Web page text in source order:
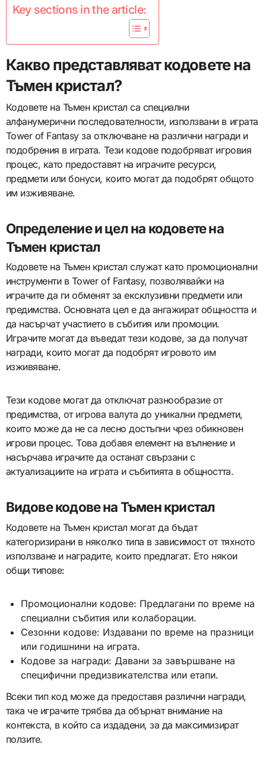
Key sections in the article:
Какво представляват кодовете на
Тъмен кристал?
Кодовете на Тъмен кристал са специални
алфанумерични последователности, използвани в играта
Tower of Fantasy за отключване на различни награди и
подобрения в играта. Тези кодове подобряват игровия
процес, като предоставят на играчите ресурси,
предмети или бонуси, които могат да подобрят общото
им изживяване.
Определение и цел на кодовете на
Тъмен кристал
Кодовете на Тъмен кристал служат като промоционални
инструменти в Tower of Fantasy, позволявайки на
играчите да ги обменят за ексклузивни предмети или
предимства. Основната цел е да ангажират общността и
да насърчат участието в събития или промоции.
Играчите могат да въведат тези кодове, за да получат
награди, които могат да подобрят игровото им
изживяване.
Тези кодове могат да отключат разнообразие от
предимства, от игрова валута до уникални предмети,
които може да не са лесно достъпни чрез обикновен
игрови процес. Това добавя елемент на вълнение и
насърчава играчите да останат свързани с
актуализациите на играта и събитията в общността.
Видове кодове на Тъмен кристал
Кодовете на Тъмен кристал могат да бъдат
категоризирани в няколко типа в зависимост от тяхното
използване и наградите, които предлагат. Ето някои
общи типове:
Промоционални кодове: Предлагани по време на
специални събития или колаборации.
Сезонни кодове: Издавани по време на празници
или годишнини на играта.
Кодове за награди: Давани за завършване на
специфични предизвикателства или етапи.
Всеки тип код може да предоставя различни награди,
така че играчите трябва да обърнат внимание на
контекста, в който са издадени, за да максимизират
ползите.